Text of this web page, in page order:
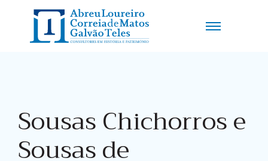
Sousas Chichorros e
Sousas de